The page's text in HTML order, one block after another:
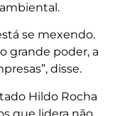
se mexendo.
grande poder, a
disse.
Hildo Rocha